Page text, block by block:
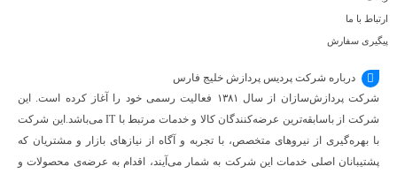
ارتباط با ما
پیگیری سفارش
درباره شرکت پردیس پردازش خلیج فارس
شرکت پردازش‌سازان از سال ۱۳۸۱ فعالیت رسمی خود را آغاز کرده است. این
شرکت از باسابقه‌ترین عرضه‌کنندگان کالا و خدمات مرتبط با IT می‌باشد.این شرکت
با بهره‌گیری از نیروهای متخصص، با تجربه و آگاه از نیازهای بازار و مشتریان که
پشتیبانان اصلی خدمات این شرکت به شمار می‌آیند، اقدام به عرضه‌‌ی محصولات و